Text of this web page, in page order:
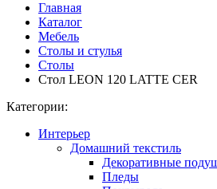
Главная
Каталог
Мебель
Столы и стулья
Столы
Стол LEON 120 LATTE CER
Категории:
Интерьер
Домашний текстиль
Декоративные
Пледы